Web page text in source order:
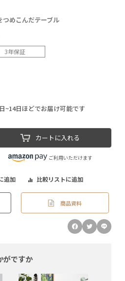
つめこんだテーブル
3年保証
~14日ほどでお届け可能です
カートに入れる
ご利用いただけます
追加 比較リストに追加
商品資料
がですか